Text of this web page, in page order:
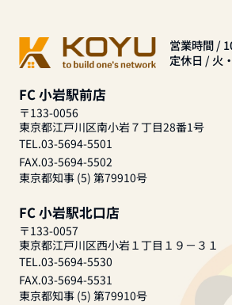
営業時間 /
定休日 / 火
FC 小岩駅前店
〒133-0056
東京都江戸川区南小岩７丁目28番1号
TEL.03-5694-5501
FAX.03-5694-5502
東京都知事 (5) 第79910号
FC 小岩駅北口店
〒133-0057
東京都江戸川区西小岩１丁目１９－３１
TEL.03-5694-5530
FAX.03-5694-5531
東京都知事 (5) 第79910号